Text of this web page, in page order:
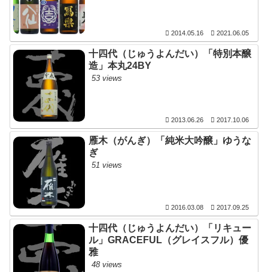
2014.05.16 2021.06.05
十四代（じゅうよんだい）「特別本醸
造」本丸24BY
53 views
2013.06.26 2017.10.06
雁木（がんぎ）「純米大吟醸」ゆうな
ぎ
51 views
2016.03.08 2017.09.25
十四代（じゅうよんだい）「リキュー
ル」GRACEFUL（グレイスフル）優
雅
48 views